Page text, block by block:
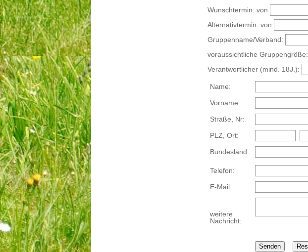
Wunschtermin: von
Alternativtermin: von
Gruppenname/Verband:
voraussichtliche Gruppengröße:
Verantwortlicher (mind. 18J.):
Name:
Vorname:
Straße, Nr:
PLZ, Ort:
Bundesland:
Telefon:
E-Mail:
weitere
Nachricht: